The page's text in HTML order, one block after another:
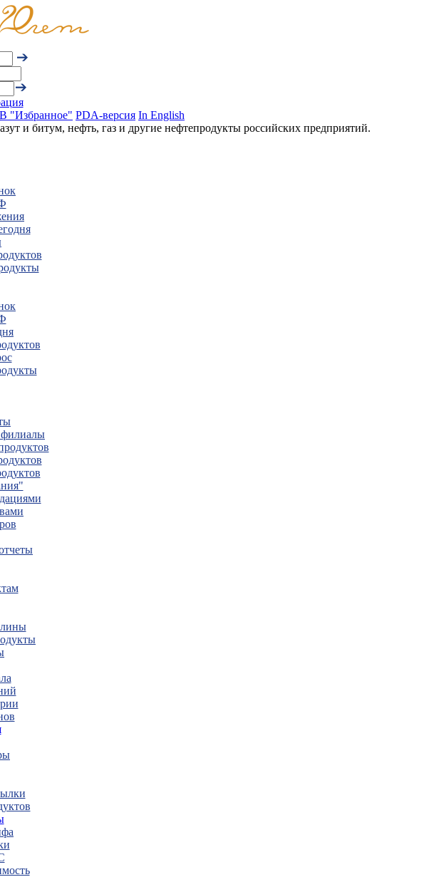
В "Избранное" PDA-версия In English
и битум, нефть, газ и другие нефтепродукты российских предприятий.